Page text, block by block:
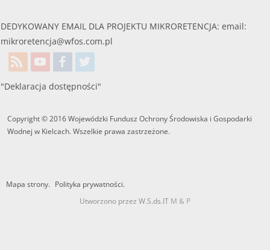
DEDYKOWANY EMAIL DLA PROJEKTU MIKRORETENCJA: email:
mikroretencja@wfos.com.pl
"Deklaracja dostępności"
Copyright © 2016 Wojewódzki Fundusz Ochrony Środowiska i Gospodarki
Wodnej w Kielcach. Wszelkie prawa zastrzeżone.
Mapa strony. Polityka prywatności.
Utworzono przez W.S.ds.IT M & P